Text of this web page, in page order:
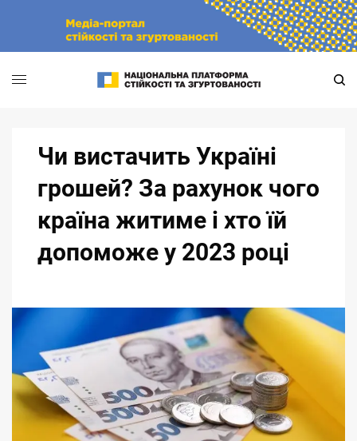
Чи вистачить Україні
грошей? За рахунок чого
країна житиме і хто їй
допоможе у 2023 році